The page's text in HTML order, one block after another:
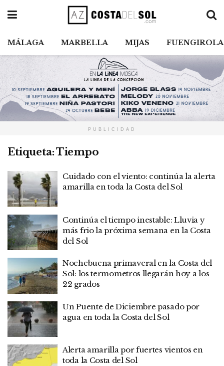
MÁLAGA MARBELLA MIJAS FUENGIROLA
PUBLICIDAD
Etiqueta:Tiempo
Cuidado con el viento: continúa la alerta
amarilla en toda la Costa del Sol
Continúa el tiempo inestable: Lluvia y
más frio la próxima semana en la Costa
del Sol
Nochebuena primaveral en la Costa del
Sol: los termometros llegarán hoy a los
22 grados
Un Puente de Diciembre pasado por
agua en toda la Costa del Sol
Alerta amarilla por fuertes vientos en
toda la Costa del Sol